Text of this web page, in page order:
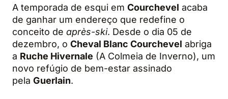
A temporada de esqui em Courchevel acaba
de ganhar um endereço que redefine o
conceito de après-ski. Desde o dia 05 de
dezembro, o Cheval Blanc Courchevel abriga
a Ruche Hivernale (A Colmeia de Inverno), um
novo refúgio de bem-estar assinado
pela Guerlain.